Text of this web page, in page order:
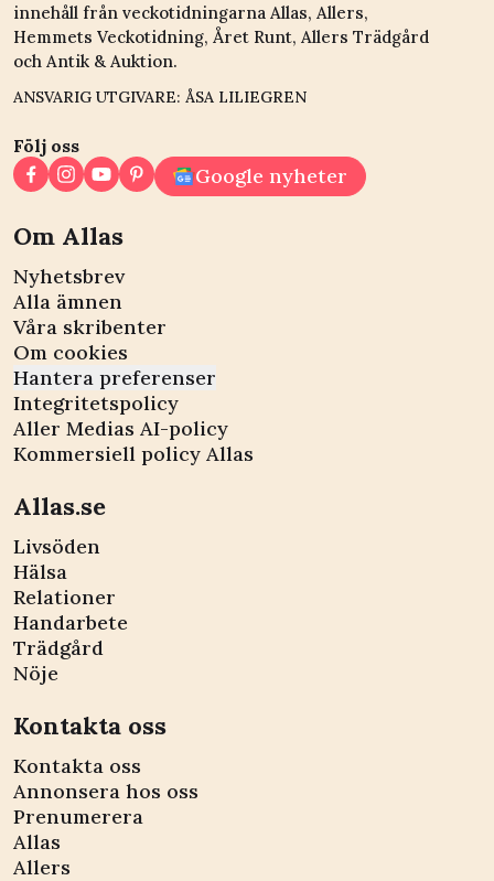
innehåll från veckotidningarna Allas, Allers,
Hemmets Veckotidning, Året Runt, Allers Trädgård
och Antik & Auktion.
ANSVARIG UTGIVARE: ÅSA LILIEGREN
Följ oss
Google nyheter
Om Allas
Nyhetsbrev
Alla ämnen
Våra skribenter
Om cookies
Hantera preferenser
Integritetspolicy
Aller Medias AI-policy
Kommersiell policy Allas
Allas.se
Livsöden
Hälsa
Relationer
Handarbete
Trädgård
Nöje
Kontakta oss
Kontakta oss
Annonsera hos oss
Prenumerera
Allas
Allers